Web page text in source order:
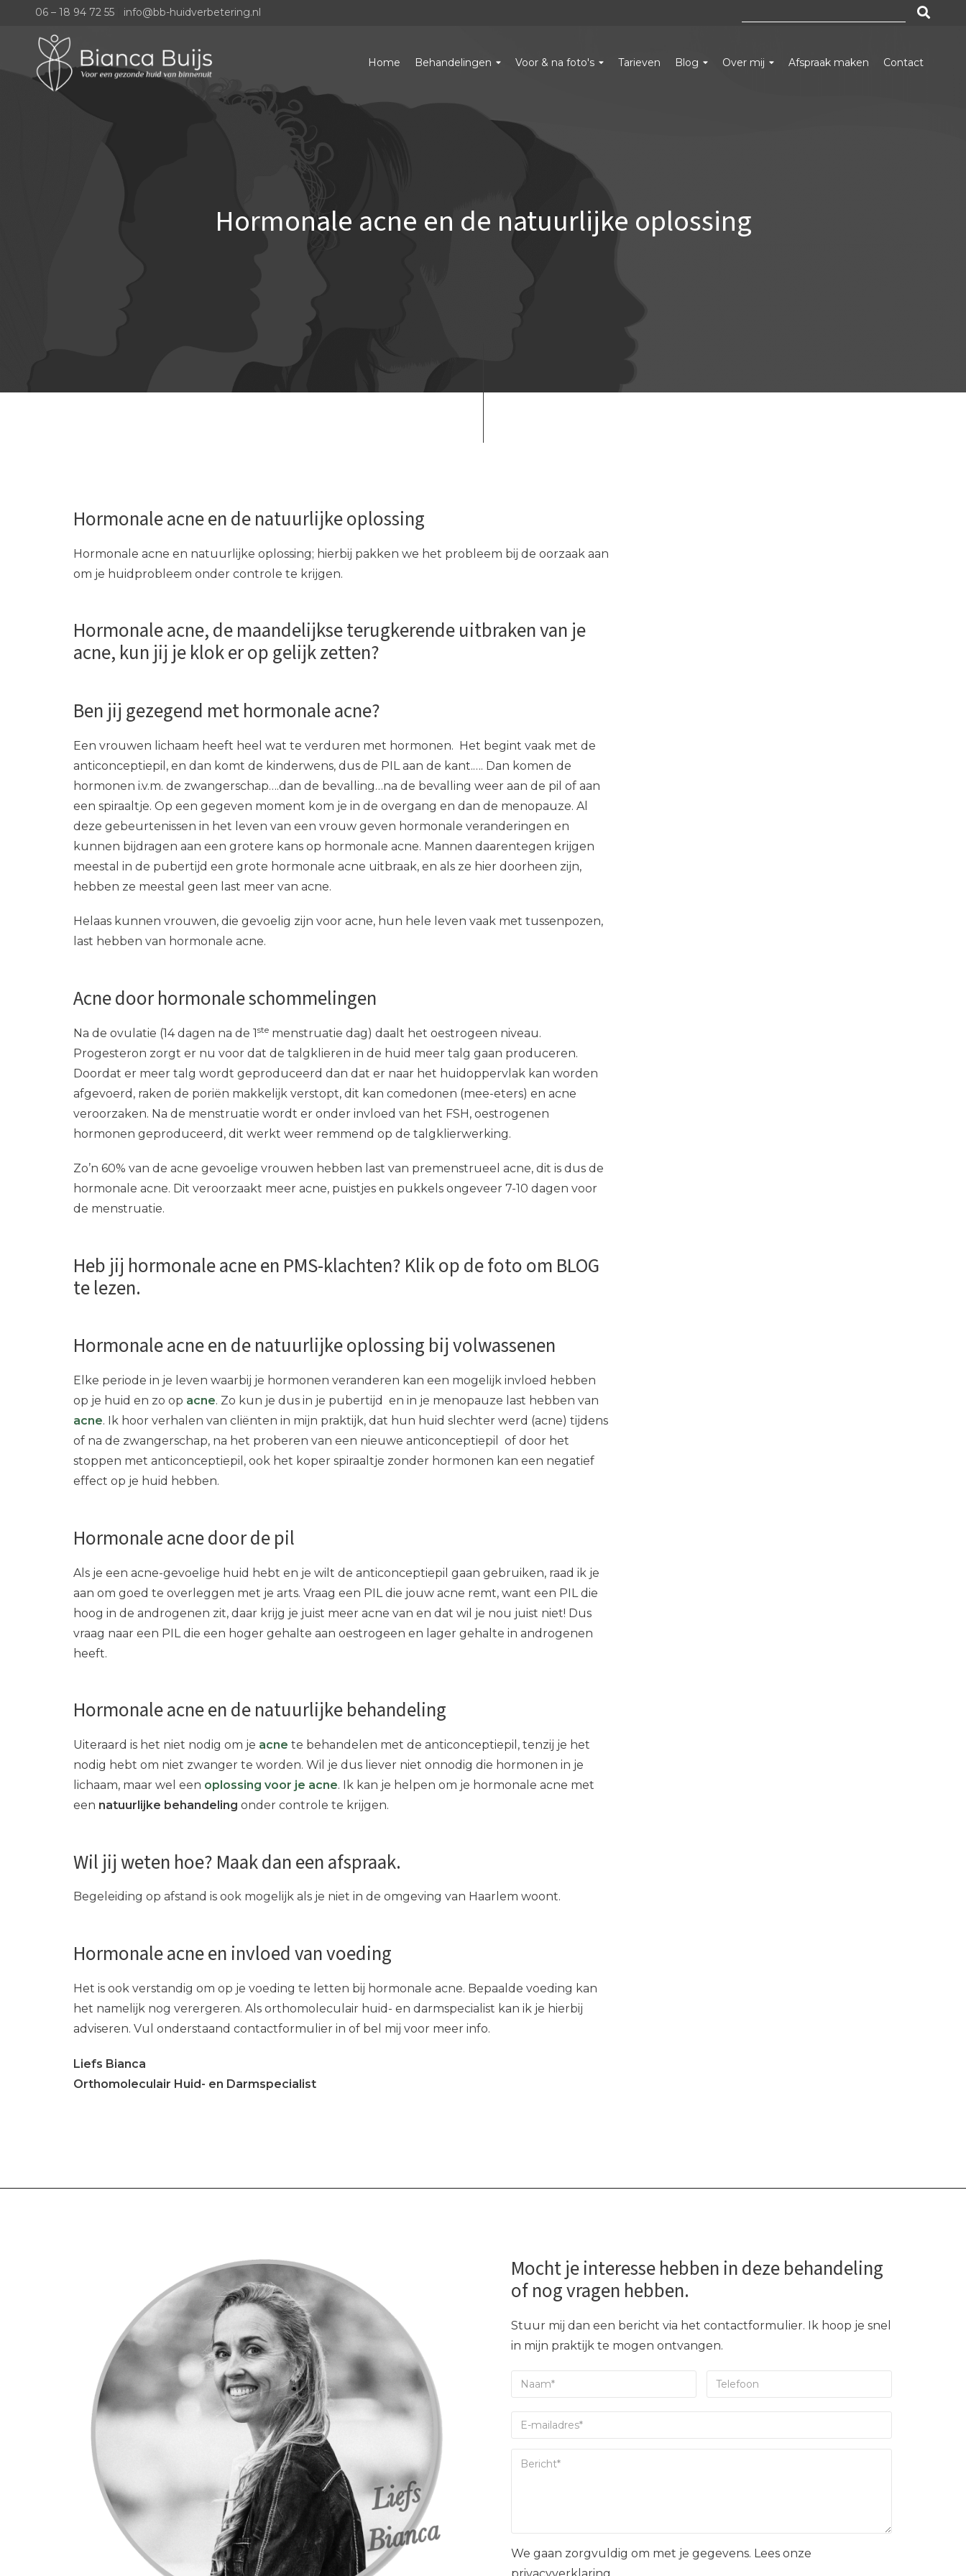
06 – 18 94 72 55| info@bb-huidverbetering.nl
Home Behandelingen Voor & na foto's Tarieven Blog Over mij Afspraak maken Contact
Hormonale acne en de natuurlijke oplossing
Hormonale acne en de natuurlijke oplossing
Hormonale acne en natuurlijke oplossing; hierbij pakken we het probleem bij de oorzaak aan
om je huidprobleem onder controle te krijgen.
Hormonale acne, de maandelijkse terugkerende uitbraken van je
acne, kun jij je klok er op gelijk zetten?
Ben jij gezegend met hormonale acne?
Een vrouwen lichaam heeft heel wat te verduren met hormonen. Het begint vaak met de
anticonceptiepil, en dan komt de kinderwens, dus de PIL aan de kant.…. Dan komen de
hormonen i.v.m. de zwangerschap….dan de bevalling…na de bevalling weer aan de pil of aan
een spiraaltje. Op een gegeven moment kom je in de overgang en dan de menopauze. Al
deze gebeurtenissen in het leven van een vrouw geven hormonale veranderingen en
kunnen bijdragen aan een grotere kans op hormonale acne. Mannen daarentegen krijgen
meestal in de pubertijd een grote hormonale acne uitbraak, en als ze hier doorheen zijn,
hebben ze meestal geen last meer van acne.
Helaas kunnen vrouwen, die gevoelig zijn voor acne, hun hele leven vaak met tussenpozen,
last hebben van hormonale acne.
Acne door hormonale schommelingen
Na de ovulatie (14 dagen na de 1ste menstruatie dag) daalt het oestrogeen niveau.
Progesteron zorgt er nu voor dat de talgklieren in de huid meer talg gaan produceren.
Doordat er meer talg wordt geproduceerd dan dat er naar het huidoppervlak kan worden
afgevoerd, raken de poriën makkelijk verstopt, dit kan comedonen (mee-eters) en acne
veroorzaken. Na de menstruatie wordt er onder invloed van het FSH, oestrogenen
hormonen geproduceerd, dit werkt weer remmend op de talgklierwerking.
Zo’n 60% van de acne gevoelige vrouwen hebben last van premenstrueel acne, dit is dus de
hormonale acne. Dit veroorzaakt meer acne, puistjes en pukkels ongeveer 7-10 dagen voor
de menstruatie.
Heb jij hormonale acne en PMS-klachten? Klik op de foto om BLOG
te lezen.
Hormonale acne en de natuurlijke oplossing bij volwassenen
Elke periode in je leven waarbij je hormonen veranderen kan een mogelijk invloed hebben
op je huid en zo op acne. Zo kun je dus in je pubertijd en in je menopauze last hebben van
acne. Ik hoor verhalen van cliënten in mijn praktijk, dat hun huid slechter werd (acne) tijdens
of na de zwangerschap, na het proberen van een nieuwe anticonceptiepil of door het
stoppen met anticonceptiepil, ook het koper spiraaltje zonder hormonen kan een negatief
effect op je huid hebben.
Hormonale acne door de pil
Als je een acne-gevoelige huid hebt en je wilt de anticonceptiepil gaan gebruiken, raad ik je
aan om goed te overleggen met je arts. Vraag een PIL die jouw acne remt, want een PIL die
hoog in de androgenen zit, daar krijg je juist meer acne van en dat wil je nou juist niet! Dus
vraag naar een PIL die een hoger gehalte aan oestrogeen en lager gehalte in androgenen
heeft.
Hormonale acne en de natuurlijke behandeling
Uiteraard is het niet nodig om je acne te behandelen met de anticonceptiepil, tenzij je het
nodig hebt om niet zwanger te worden. Wil je dus liever niet onnodig die hormonen in je
lichaam, maar wel een oplossing voor je acne. Ik kan je helpen om je hormonale acne met
een natuurlijke behandeling onder controle te krijgen.
Wil jij weten hoe? Maak dan een afspraak.
Begeleiding op afstand is ook mogelijk als je niet in de omgeving van Haarlem woont.
Hormonale acne en invloed van voeding
Het is ook verstandig om op je voeding te letten bij hormonale acne. Bepaalde voeding kan
het namelijk nog verergeren. Als orthomoleculair huid- en darmspecialist kan ik je hierbij
adviseren. Vul onderstaand contactformulier in of bel mij voor meer info.
Liefs Bianca
Orthomoleculair Huid- en Darmspecialist
Mocht je interesse hebben in deze behandeling
of nog vragen hebben.
Stuur mij dan een bericht via het contactformulier. Ik hoop je snel
in mijn praktijk te mogen ontvangen.
We gaan zorgvuldig om met je gegevens. Lees onze